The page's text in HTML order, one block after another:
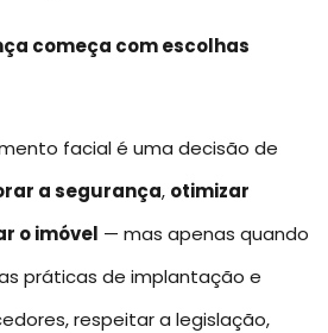
começa com escolhas
facial é uma decisão de
a segurança, otimizar
o imóvel — mas apenas quando
práticas de implantação e
respeitar a legislação,